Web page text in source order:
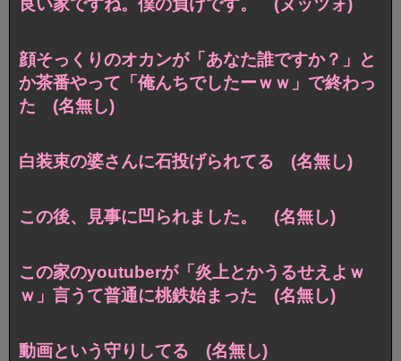
良い家ですね。僕の負けです。 (ヌッツォ)
顔そっくりのオカンが「あなた誰ですか？」と
か茶番やって「俺んちでしたーｗｗ」で終わっ
た (名無し)
白装束の婆さんに石投げられてる (名無し)
この後、見事に凹られました。 (名無し)
この家のyoutuberが「炎上とかうるせえよｗ
ｗ」言うて普通に桃鉄始まった (名無し)
動画という守りしてる (名無し)